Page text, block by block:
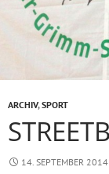
ARCHIV,SPORT
14. SEPTEMBER 2014